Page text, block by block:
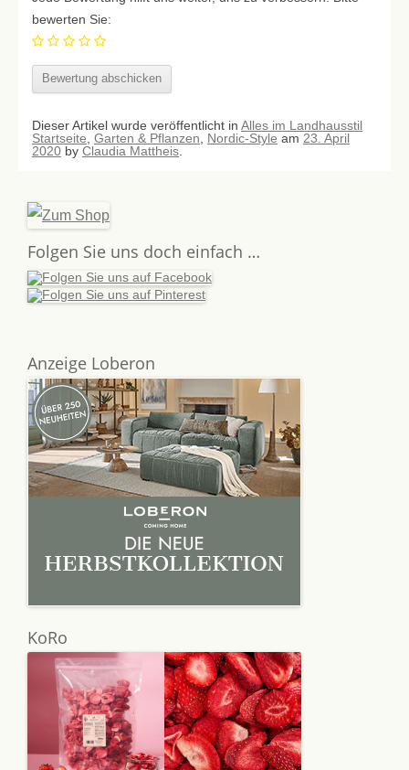
bewerten Sie:
Dieser Artikel wurde veröffentlicht in Alles im Landhausstil
Startseite Garten & Pflanzen Nordic-Style am 23. April
2020 by Claudia Mattheis
Folgen Sie uns doch einfach …
Anzeige Loberon
KoRo